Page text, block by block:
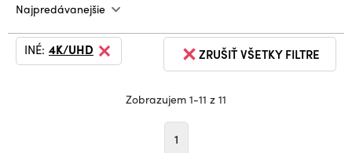
Najpredávanejšie
ZRUŠIŤ VŠETKY FILTRE
INÉ: 4K/UHD
Zobrazujem 1-11 z 11
1